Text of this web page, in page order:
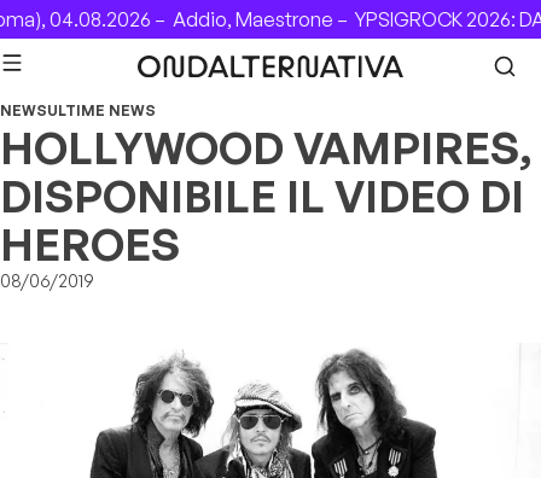
Skip to content
04.08.2026 –Addio, Maestrone –YPSIGROCK 2026:
NEWSULTIME NEWS
HOLLYWOOD VAMPIRES,
DISPONIBILE IL VIDEO DI
HEROES
08/06/2019